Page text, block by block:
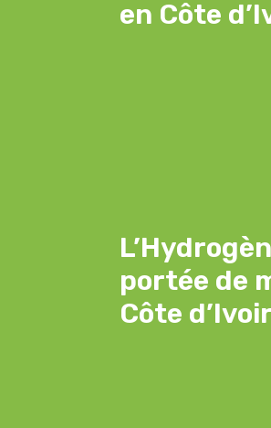
en Côte
portée de
Côte